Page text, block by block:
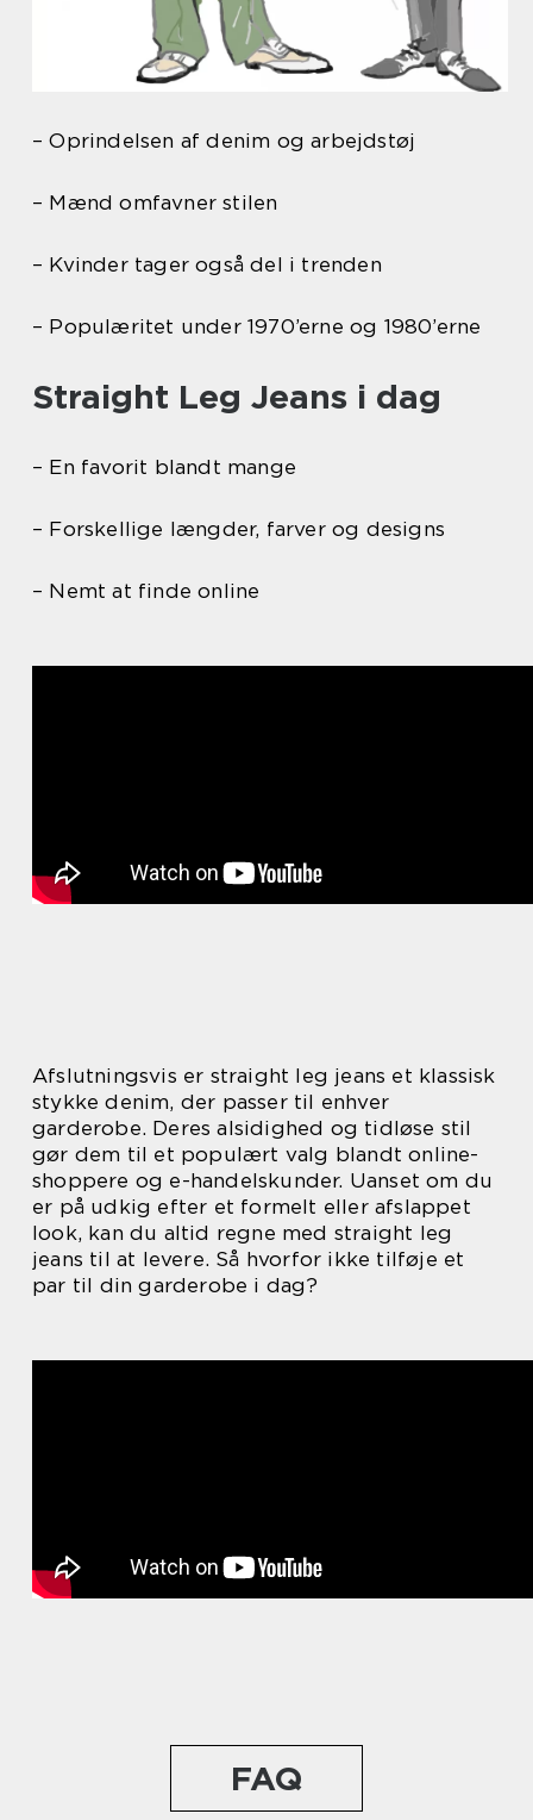
– Oprindelsen af denim og arbejdstøj
– Mænd omfavner stilen
– Kvinder tager også del i trenden
– Populæritet under 1970’erne og 1980’erne
Straight Leg Jeans i dag
– En favorit blandt mange
– Forskellige længder, farver og designs
– Nemt at finde online
Afslutningsvis er straight leg jeans et klassisk
stykke denim, der passer til enhver
garderobe. Deres alsidighed og tidløse stil
gør dem til et populært valg blandt online-
shoppere og e-handelskunder. Uanset om du
er på udkig efter et formelt eller afslappet
look, kan du altid regne med straight leg
jeans til at levere. Så hvorfor ikke tilføje et
par til din garderobe i dag?
FAQ